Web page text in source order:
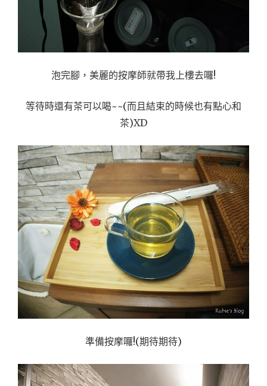
泡完腳，美麗的按摩師就帶我上樓去囉!
等待時還有茶可以喝~~(而且結束的時候也有點心和
茶)XD
準備按摩囉!(期待期待)